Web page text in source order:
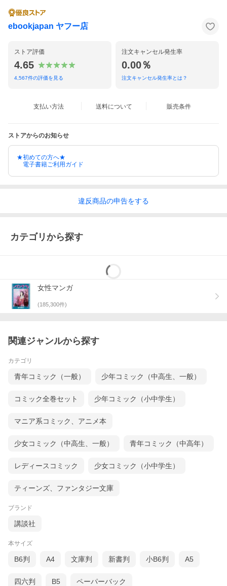
ebookjapan ヤフー店
ストア評価
4.65
4,567件の評価を見る
注文キャンセル発生率
0.00％
注文キャンセル発生率とは？
支払い方法 送料について 販売条件
ストアからのお知らせ
★初めての方へ★
電子書籍ご利用ガイド
違反商品の申告をする
カテゴリから探す
女性マンガ
(185,300件)
関連ジャンルから探す
カテゴリ
青年コミック（一般） 少年コミック（中高生、一般）
コミック全巻セット 少年コミック（小中学生）
マニア系コミック、アニメ本
少女コミック（中高生、一般） 青年コミック（中高年）
レディースコミック 少女コミック（小中学生）
ティーンズ、ファンタジー文庫
ブランド
講談社
本サイズ
B6判 A4 文庫判 新書判 小B6判 A5
四六判 B5 ペーパーバック